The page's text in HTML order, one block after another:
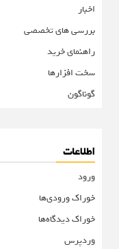
اخبار
بررسی های تخصصی
راهنمای خرید
سخت افزارها
گوناگون
اطلاعات
ورود
خوراک ورودی‌ها
خوراک دیدگاه‌ها
وردپرس